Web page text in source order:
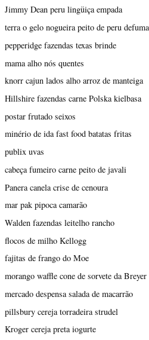
Jimmy Dean peru lingüiça empada
terra o gelo nogueira peito de peru
pepperidge fazendas texas brinde
mama alho nós quentes
knorr cajun lados alho arroz de manteiga
Hillshire fazendas carne Polska kielbasa
postar frutado seixos
minério de ida fast food batatas fritas
publix uvas
cabeça fumeiro carne peito de javali
Panera canela crise de cenoura
mar pak pipoca camarão
Walden fazendas leitelho rancho
flocos de milho Kellogg
fajitas de frango do Moe
morango waffle cone de sorvete da Breyer
mercado despensa salada de macarrão
pillsbury cereja torradeira strudel
Kroger cereja preta iogurte